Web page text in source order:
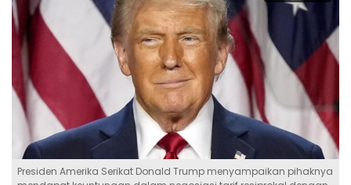
Presiden Amerika Serikat Donald Trump menyampaikan pihaknya